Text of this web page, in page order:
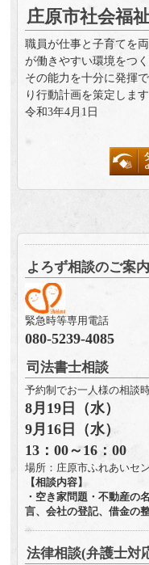
庄原市社会福
職員が仕事と子育てを
が働きやすい環境をつ
その能力を十分に発揮
り行動計画を策定します
令和3年4月1日
よろず相談のご案内
緊急時等専用電話
080-5239-4085
司法書士相談
予約制でお一人様の相談
8月19日（水）
9月16日（水）
13：00～16：00
場所：庄原市ふれあいセ
【相談内容】
・空き家問題・不動産の
言、会社の登記、借金の
法律相談(弁護士対